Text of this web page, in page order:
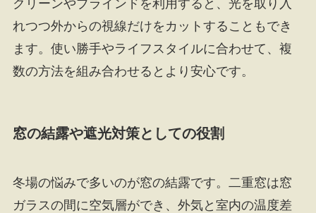
クリーンやブラインドを利用すると、光を取り入
れつつ外からの視線だけをカットすることもでき
ます。使い勝手やライフスタイルに合わせて、複
数の方法を組み合わせるとより安心です。
窓の結露や遮光対策としての役割
冬場の悩みで多いのが窓の結露です。二重窓は窓
ガラスの間に空気層ができ、外気と室内の温度差